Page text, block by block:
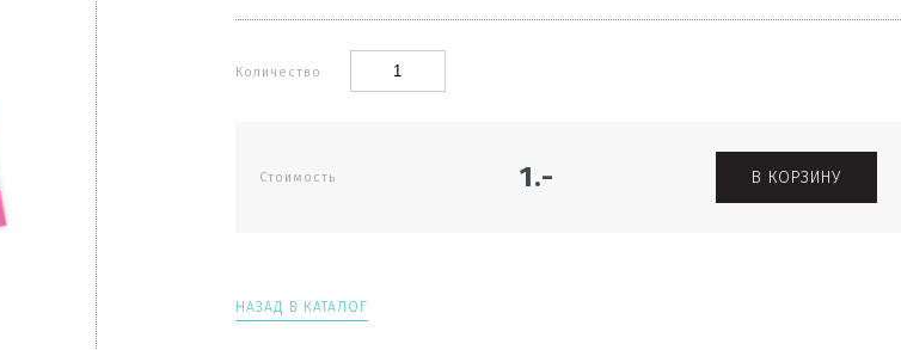
Количество
Стоимость 1.- В КОРЗИНУ
НАЗАД В КАТАЛОГ